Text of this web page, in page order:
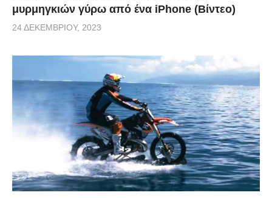
μυρμηγκιών γύρω από ένα iPhone (Βίντεο)
24 ΔΕΚΕΜΒΡΊΟΥ, 2023